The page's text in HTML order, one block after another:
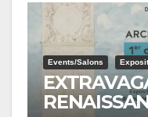
Events/salons